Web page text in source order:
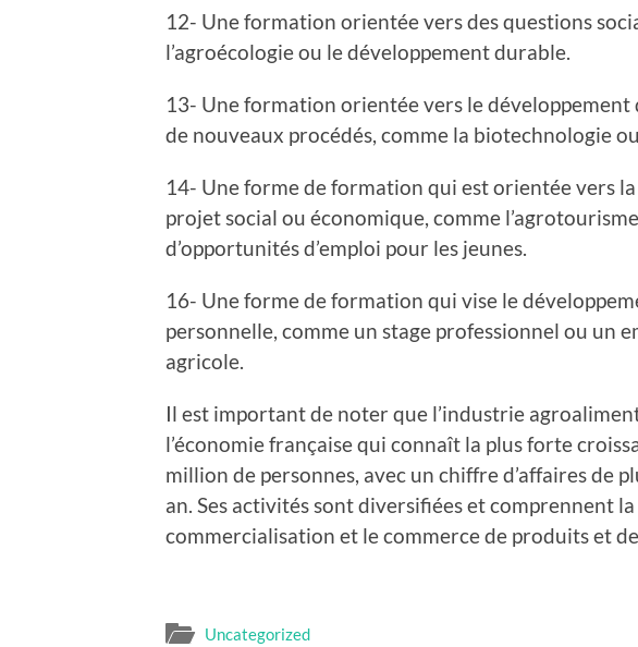
12- Une formation orientée vers des questions
l’agroécologie ou le développement durable.
13- Une formation orientée vers le
de nouveaux procédés, comme la biotechnologie
14- Une forme de formation qui est orientée vers
projet social ou économique, comme
d’opportunités d’emploi pour les jeunes.
16- Une forme de formation qui vise le
personnelle, comme un stage professionnel ou un
agricole.
Il est important de noter que l’industrie
l’économie française qui connaît la plus forte
million de personnes, avec un chiffre d’affaires de
an. Ses activités sont diversifiées et comprennent
commercialisation et le commerce de produits et de
Uncategorized